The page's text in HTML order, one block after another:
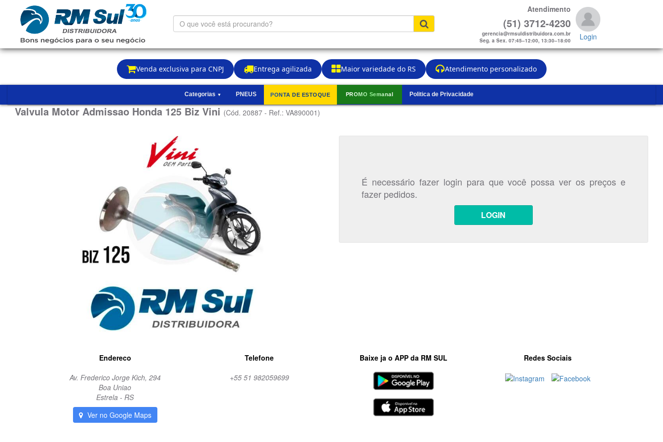
Venda exclusiva para CNPJ Entrega agilizada Maior variedade do RS Atendimento personalizado
O
que
está
procurando?
Atendimento
(51) 3712-4230
gerencia@rmsuldistribuidora.com.br
Seg. a Sex. 07:45–12:00, 13:30–18:00
Login
Categorias ▼ PNEUS PONTA DE ESTOQUE PROMO Semanal Politica de Privacidade
Valvula Motor Admissao Honda 125 Biz Vini(Cód. 20887 - Ref.: VA890001)
É necessário fazer login para que você possa ver os preços e
fazer pedidos.
LOGIN
Endereco
Av. Frederico Jorge Kich, 294
Boa Uniao
Estrela - RS
Ver no Google Maps
Telefone
+55 51 982059699
Baixe ja o APP da RM SUL Redes Sociais